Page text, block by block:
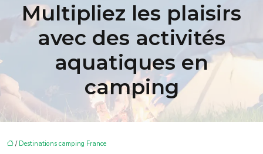
Multipliez les plaisirs
avec des activités
aquatiques en
camping
/ Destinations camping France